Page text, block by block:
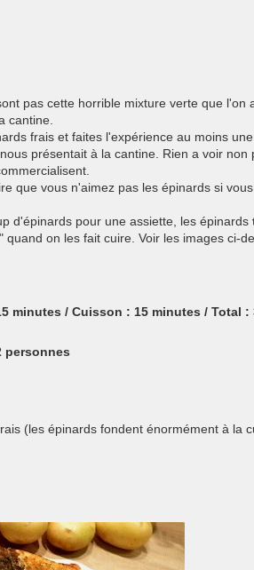
pas cette horrible mixture verte que
cantine.
frais et faites l'expérience au moins
présentait à la cantine. Rien a voir
que vous n'aimez pas les épinards si
d'épinards pour une assiette, les épinards
" quand on les fait cuire. Voir les images ci-
minutes / Cuisson : 15 minutes / Total :
personnes
(les épinards fondent énormément à la